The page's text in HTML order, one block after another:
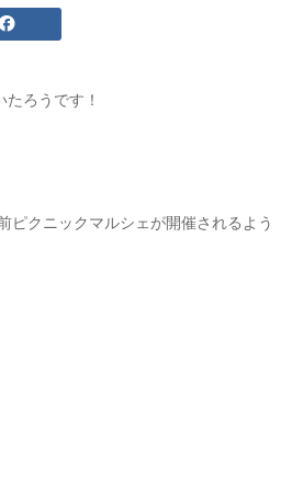
ろうです！
ピクニックマルシェが開催されるよう